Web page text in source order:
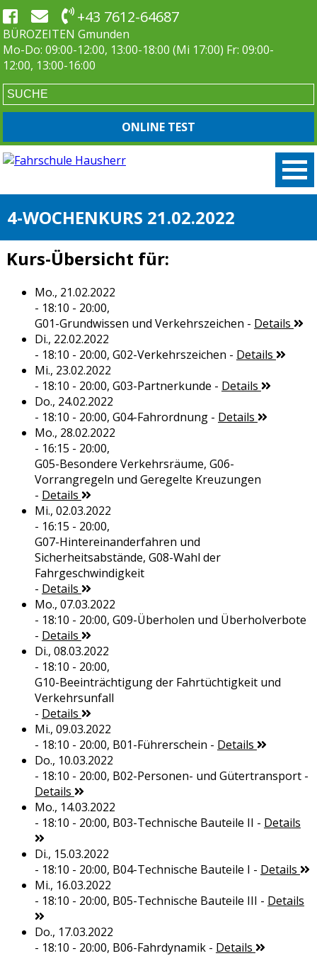
+43 7612-64687
BÜROZEITEN Gmunden
Mo-Do: 09:00-12:00, 13:00-18:00 (Mi 17:00) Fr: 09:00-
12:00, 13:00-16:00
ONLINE TEST
4-WOCHENKURS 21.02.2022
Kurs-Übersicht für:
Mo., 21.02.2022
- 18:10 - 20:00,
G01-Grundwissen und Verkehrszeichen - Details
Di., 22.02.2022
- 18:10 - 20:00, G02-Verkehrszeichen - Details
Mi., 23.02.2022
- 18:10 - 20:00, G03-Partnerkunde - Details
Do., 24.02.2022
- 18:10 - 20:00, G04-Fahrordnung- Details
Mo., 28.02.2022
- 16:15 - 20:00,
G05-Besondere Verkehrsräume, G06-
Vorrangregeln und Geregelte Kreuzungen
- Details
Mi., 02.03.2022
- 16:15 - 20:00,
G07-Hintereinanderfahren und
Sicherheitsabstände, G08-Wahl der
Fahrgeschwindigkeit
- Details
Mo., 07.03.2022
- 18:10 - 20:00, G09-Überholen und Überholverbote
- Details
Di., 08.03.2022
- 18:10 - 20:00,
G10-Beeinträchtigung der Fahrtüchtigkeit und
Verkehrsunfall
- Details
Mi., 09.03.2022
- 18:10 - 20:00, B01-Führerschein - Details
Do., 10.03.2022
- 18:10 - 20:00, B02-Personen- und Gütertransport-
Details
Mo., 14.03.2022
- 18:10 - 20:00, B03-Technische Bauteile II - Details
Di., 15.03.2022
- 18:10 - 20:00, B04-Technische Bauteile I - Details
Mi., 16.03.2022
- 18:10 - 20:00, B05-Technische Bauteile III - Details
Do., 17.03.2022
- 18:10 - 20:00, B06-Fahrdynamik- Details